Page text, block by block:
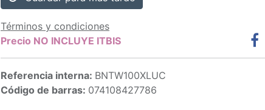
Términos y condiciones
Precio NO INCLUYE ITBIS
Referencia interna: BNTW100XLUC
Código de barras: 074108427786